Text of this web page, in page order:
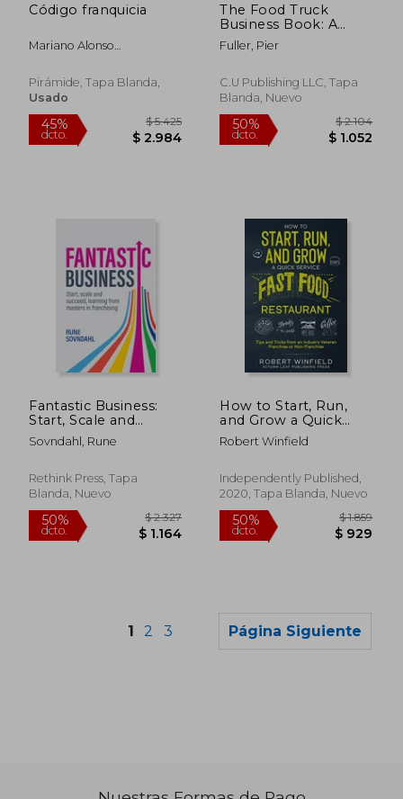
50% 50%
Código franquicia
Mariano Alonso
Pavón,Juan Garbayo
Blanch
Pirámide, Tapa Blanda,
Usado
The Food Truck
Business Book: A
Step-By-Step Guide
for Beginners to Start
Successful Mobile
Food Business (en
Fuller, Pier
C.U Publishing LLC, Tapa
Blanda, Nuevo
Fantastic Business:
Start, Scale and
Succeed, Learning
from Masters in
Inglés)
Sovndahl, Rune
Rethink Press, Tapa
Blanda, Nuevo
How to Start, Run,
and Grow a Quick
Service Fast Food
Restaurant: Tips and
Industry Veteran –
Franchise or Non-
Robert Winfield
Independently Published,
2020, Tapa Blanda, Nuevo
1 2 3 Página Siguiente